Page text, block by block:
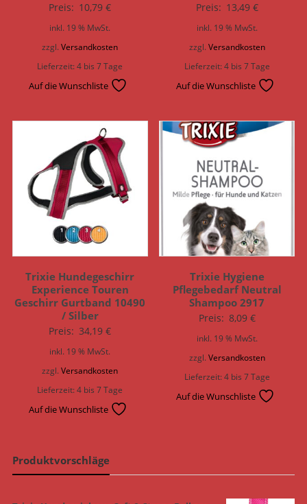
Preis: 10,79€
inkl. 19 % MwSt.
zzgl.Versandkosten
Lieferzeit:4 bis 7 Tage
Auf die Wunschliste
Preis: 13,49 €
inkl. 19 % MwSt.
zzgl. Versandkosten
Lieferzeit:4 bis 7 Tage
Auf die Wunschliste
Trixie Hundegeschirr
Experience Touren
Geschirr Gurtband 10490
/ Silber
Preis: 34,19€
inkl. 19 % MwSt.
zzgl.Versandkosten
Lieferzeit:4 bis 7 Tage
Auf die Wunschliste
Trixie Hygiene
Pflegebedarf Neutral
Shampoo 2917
Preis: 8,09 €
inkl. 19 % MwSt.
zzgl. Versandkosten
Lieferzeit:4 bis 7 Tage
Auf die Wunschliste
Produktvorschläge